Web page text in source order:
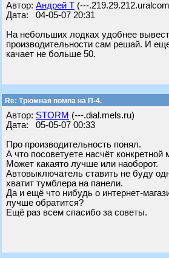
Автор: Андрей Т (---
Дата: 04-05-07 20:31
На небольших лодках удобнее
производительности сам решай. И
качает не больше 50.
Re: Трюмная помпа на П-4.
Автор: STORM (---.dial.mels.ru)
Дата: 05-05-07 00:33
Про производительность понял.
А что посоветуете насчёт
Может какаято лучше или наоборот.
Автовыключатель ставить не буду
хватит тумблера на панели.
Да и ещё что нибудь о интернет-
лучше обратится?
Ещё раз всем спасибо за советы.